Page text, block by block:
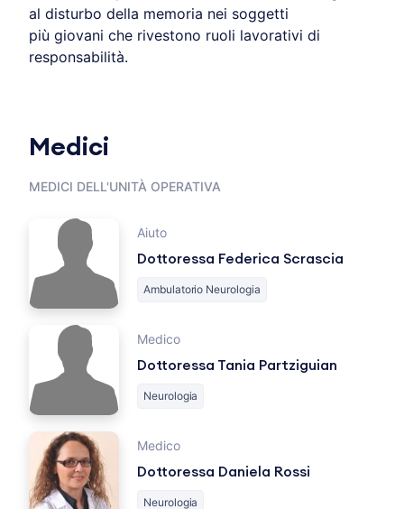
al disturbo della memoria nei soggetti
più giovani che rivestono ruoli lavorativi di
responsabilità.
Medici
MEDICI DELL'UNITÀ OPERATIVA
Aiuto
Dottoressa Federica Scrascia
Ambulatorio Neurologia
Medico
Dottoressa Tania Partziguian
Neurologia
Medico
Dottoressa Daniela Rossi
Neurologia